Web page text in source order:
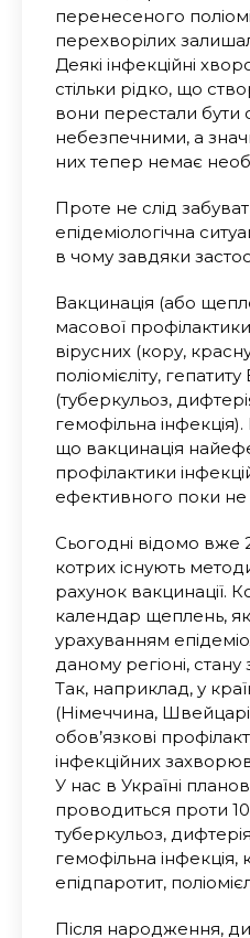
перенесеного
перехворілих
Деякі інфекційні
стільки рідко, що
вони перестали бути
небезпечними, а
них тепер немає
Проте не слід
епідеміологічна
в чому завдяки
Вакцинація (або
масової
вірусних (кору,
поліомієліту,
(туберкульоз,
гемофільна
що вакцинація
профілактики
ефективного поки
Сьогодні відомо вже
котрих існують
рахунок вакцинації.
календар щеплень,
урахуванням
даному регіоні,
Так, наприклад, у
(Німеччина,
обов’язкові
інфекційних
У нас в Україні
проводиться проти 10
туберкульоз,
гемофільна інфекція,
епідпаротит,
Після народження,